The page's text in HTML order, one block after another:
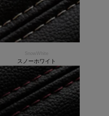
SnowWhite
スノーホワイト